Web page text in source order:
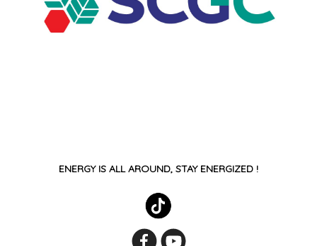
ENERGY IS ALL AROUND, STAY ENERGIZED !